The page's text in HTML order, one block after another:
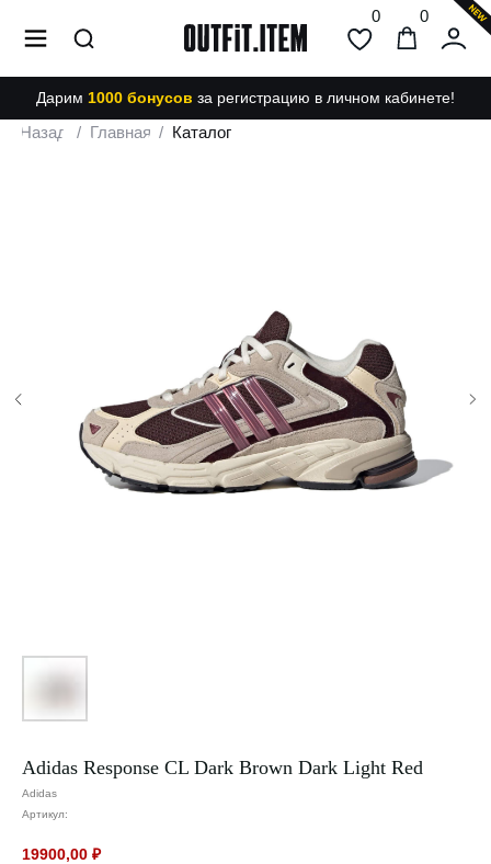
Назад Главная
/ Каталог
/
Adidas Response CL Dark Brown Dark Light Red
Adidas
Артикул:
19900,00 ₽